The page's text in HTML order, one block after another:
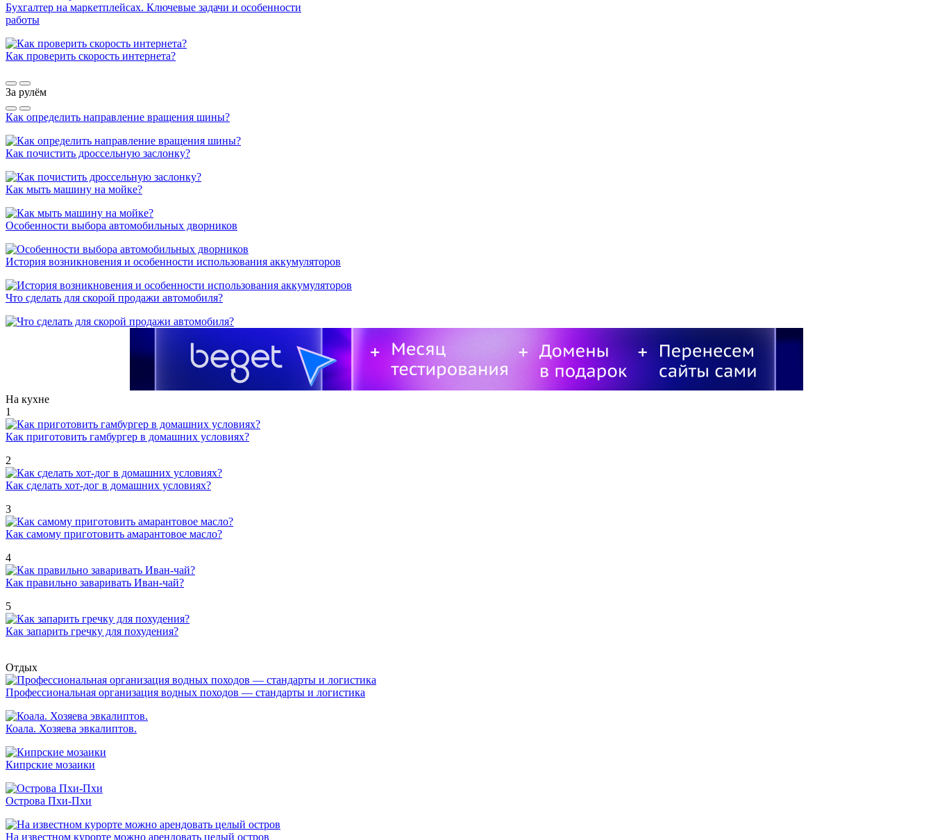
Бухгалтер на маркетплейсах. Ключевые задачи и особенности
работы
Как проверить скорость интернета?
За рулём
Как определить направление вращения шины?
Как почистить дроссельную заслонку?
Как мыть машину на мойке?
Особенности выбора автомобильных дворников
История возникновения и особенности использования аккумуляторов
Что сделать для скорой продажи автомобиля?
На кухне
1
Как приготовить гамбургер в домашних условиях?
2
Как сделать хот-дог в домашних условиях?
3
Как самому приготовить амарантовое масло?
4
Как правильно заваривать Иван-чай?
5
Как запарить гречку для похудения?
Отдых
Профессиональная организация водных походов — стандарты и логистика
Коала. Хозяева эвкалиптов.
Кипрские мозаики
Острова Пхи-Пхи
На известном курорте можно арендовать целый остров